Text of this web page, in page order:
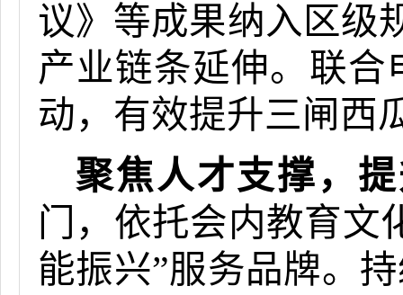
议》等成果纳入区级
产业链条延伸。联合
动，有效提升三闸西
聚焦人才支撑，
门，依托会内教育文
能振兴”服务品牌。